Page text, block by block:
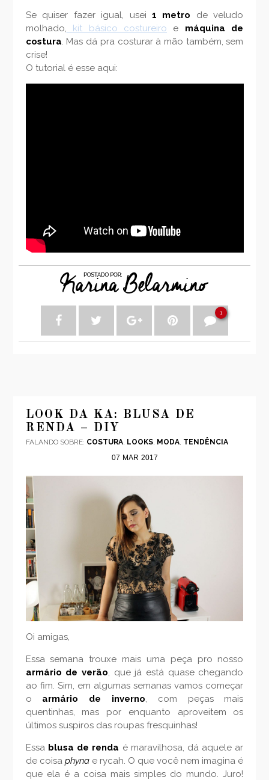
Se quiser fazer igual, usei 1 metro de veludo
molhado, kit básico costureiro e máquina de
costura. Mas dá pra costurar à mão também, sem
crise!
O tutorial é esse aqui:
1
LOOK DA KA: BLUSA DE
RENDA – DIY
FALANDO SOBRE: COSTURA, LOOKS, MODA, TENDÊNCIA
07 MAR 2017
Oi amigas,
Essa semana trouxe mais uma peça pro nosso
armário de verão, que já está quase chegando
ao fim. Sim, em algumas semanas vamos começar
o armário de inverno, com peças mais
quentinhas, mas por enquanto aproveitem os
últimos suspiros das roupas fresquinhas!
Essablusa de renda é maravilhosa, dá aquele ar
de coisa phynae rycah. O que você nem imagina é
que ela é a coisa mais simples do mundo. Juro!